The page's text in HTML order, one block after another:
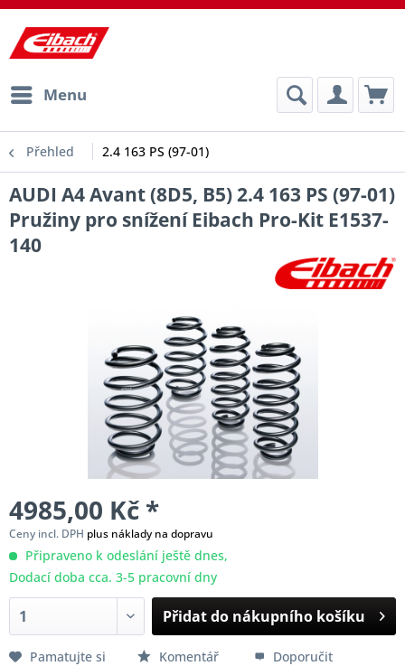
Menu
Přehled 2.4 163 PS (97-01)
AUDI A4 Avant (8D5, B5) 2.4 163 PS (97-01)
Pružiny pro snížení Eibach Pro-Kit E1537-
140
4985,00 Kč *
Ceny incl. DPH plus náklady na dopravu
Připraveno k odeslání ještě dnes,
Dodací doba cca. 3-5 pracovní dny
Přidat do nákupního košíku
Pamatujte si Komentář Doporučit